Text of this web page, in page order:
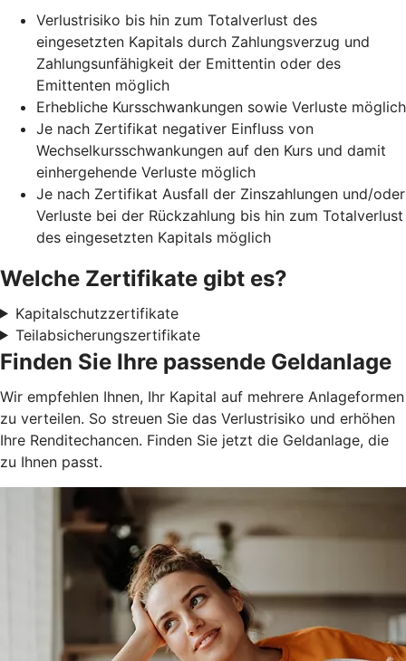
Verlustrisiko bis hin zum Totalverlust des
eingesetzten Kapitals durch Zahlungsverzug und
Zahlungsunfähigkeit der Emittentin oder des
Emittenten möglich
Erhebliche Kursschwankungen sowie Verluste möglich
Je nach Zertifikat negativer Einfluss von
Wechselkursschwankungen auf den Kurs und damit
einhergehende Verluste möglich
Je nach Zertifikat Ausfall der Zinszahlungen und/oder
Verluste bei der Rückzahlung bis hin zum Totalverlust
des eingesetzten Kapitals möglich
Welche Zertifikate gibt es?
Kapitalschutzzertifikate
Teilabsicherungszertifikate
Finden Sie Ihre passende Geldanlage
Wir empfehlen Ihnen, Ihr Kapital auf mehrere Anlageformen
zu verteilen. So streuen Sie das Verlustrisiko und erhöhen
Ihre Renditechancen. Finden Sie jetzt die Geldanlage, die
zu Ihnen passt.